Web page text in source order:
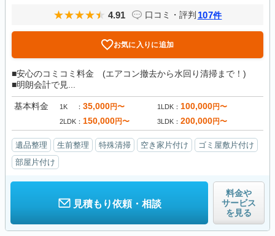
4.91 口コミ・評判 107件
お気に入りに追加
■安心のコミコミ料金 (エアコン撤去から水回り清掃まで！)
■明朗会計で見...
基本料金 1K 35,000円〜 1LDK 100,000円〜
2LDK 150,000円〜 3LDK 200,000円〜
遺品整理 生前整理 特殊清掃 空き家片付け
ゴミ屋敷片付け
部屋片付け
見積もり依頼・相談
料金や
サービス
を見る